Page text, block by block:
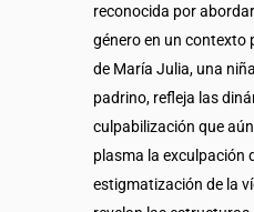
reconocida por
género en un contexto
de María Julia, una
padrino, refleja las
culpabilización que
plasma la exculpación
estigmatización de la